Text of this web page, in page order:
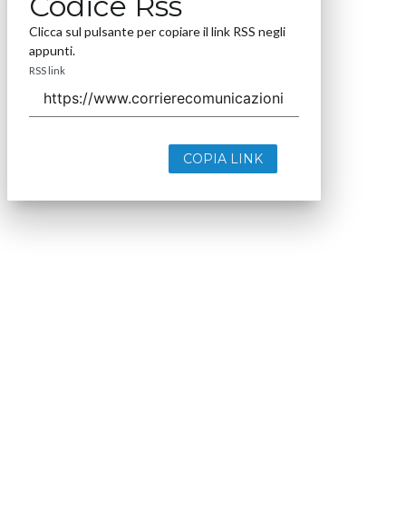
Clicca sul pulsante per copiare il link RSS negli
appunti.
RSS link
COPIA LINK